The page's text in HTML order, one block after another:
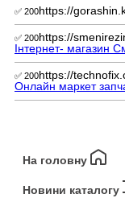
✅ 200https://
✅ 200https://
Інтернет- магазин
✅ 200https://
Онлайн маркет
На головну
Новини каталогу